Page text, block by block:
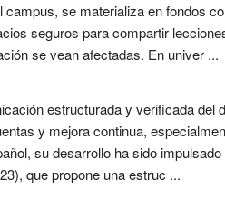
se materializa en fondos
seguros para compartir
se vean afectadas. En univer ...
estructurada y verificada
y mejora continua,
su desarrollo ha sido
que propone una estruc ...